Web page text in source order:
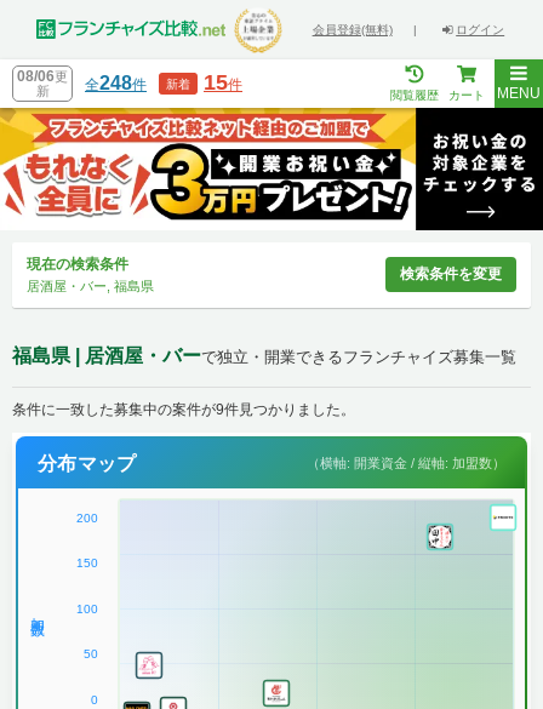
会員登録(無料) | ログイン
08/06更
新
全248件 新着 15件
閲覧履歴 カート MENU
現在の検索条件
居酒屋・バー, 福島県
検索条件を変更
福島県 | 居酒屋・バーで独立・開業できるフランチャイズ募集一覧
条件に一致した募集中の案件が9件見つかりました。
分布マップ （横軸: 開業資金 / 縦軸: 加盟数）
200
150
100
50
0